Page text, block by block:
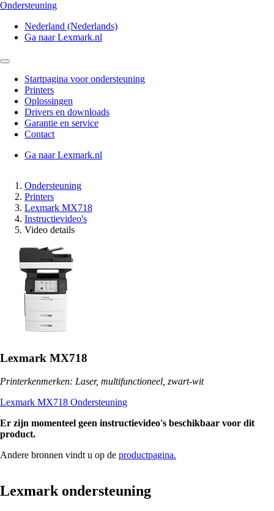
Ondersteuning
Nederland (Nederlands)
Ga naar Lexmark.nl
Startpagina voor ondersteuning
Printers
Oplossingen
Drivers en downloads
Garantie en service
Contact
Ga naar Lexmark.nl
Ondersteuning
Printers
Lexmark MX718
Instructievideo's
Video details
Lexmark MX718
Printerkenmerken: Laser, multifunctioneel, zwart-wit
Lexmark MX718 Ondersteuning
Er zijn momenteel geen instructievideo's beschikbaar voor dit
product.
Andere bronnen vindt u op de productpagina.
Lexmark ondersteuning